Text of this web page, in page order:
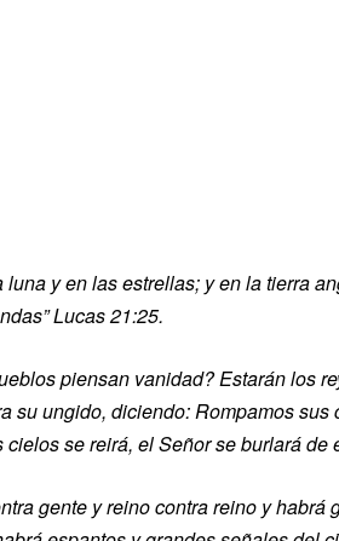
y en las estrellas; y en la tierra
Lucas 21:25.
piensan vanidad? Estarán los
su ungido, diciendo: Rompamos sus
se reirá, el Señor se burlará de
gente y reino contra reino y habrá